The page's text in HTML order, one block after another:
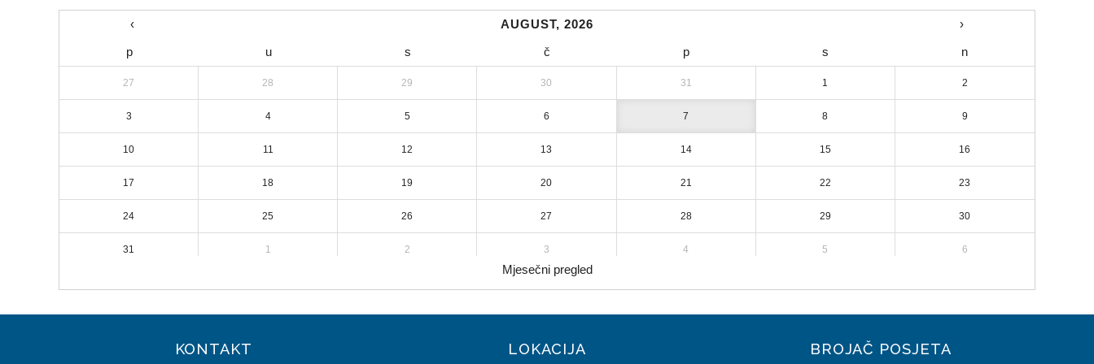
‹ AUGUST, 2026 ›
p u s č p s n
27 28 29 30 31 1 2
3 4 5 6 7 8 9
10 11 12 13 14 15 16
17 18 19 20 21 22 23
24 25 26 27 28 29 30
31 1 2 3 4 5 6
Mjesečni pregled
KONTAKT LOKACIJA BROJAČ POSJETA